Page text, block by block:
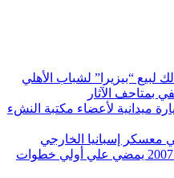
“بيزيرا” لشباب الأهلي
بمتاحف الآثار
ميدانية لأعضاء مكتبة النشء
معسكر إسبانيا الخارجي
نجم شباب الاتحاد السكندري 2007 يمضي علي أولي خطوات